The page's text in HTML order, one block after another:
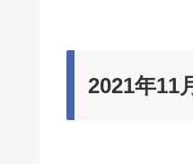
2021年11